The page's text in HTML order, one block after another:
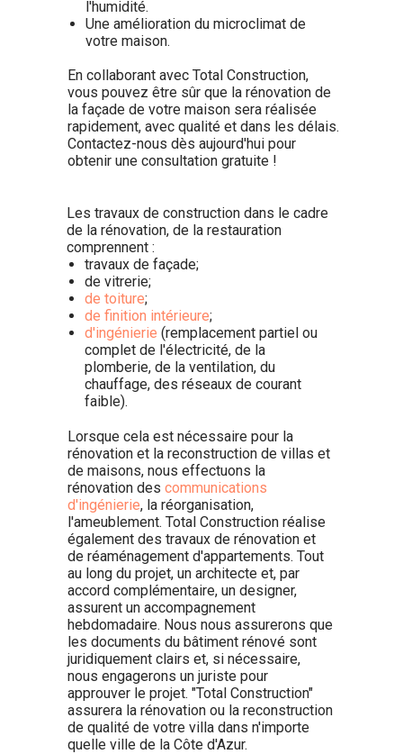
l'humidité.
Une amélioration du microclimat de
votre maison.
En collaborant avec Total Construction,
vous pouvez être sûr que la rénovation de
la façade de votre maison sera réalisée
rapidement, avec qualité et dans les délais.
Contactez-nous dès aujourd'hui pour
obtenir une consultation gratuite !
Les travaux de construction dans le cadre
de la rénovation, de la restauration
comprennent :
travaux de façade;
de vitrerie;
de toiture;
de finition intérieure;
d'ingénierie (remplacement partiel ou
complet de l'électricité, de la
plomberie, de la ventilation, du
chauffage, des réseaux de courant
faible).
Lorsque cela est nécessaire pour la
rénovation et la reconstruction de villas et
de maisons, nous effectuons la
rénovation des communications
d'ingénierie, la réorganisation,
l'ameublement. Total Construction réalise
également des travaux de rénovation et
de réaménagement d'appartements. Tout
au long du projet, un architecte et, par
accord complémentaire, un designer,
assurent un accompagnement
hebdomadaire. Nous nous assurerons que
les documents du bâtiment rénové sont
juridiquement clairs et, si nécessaire,
nous engagerons un juriste pour
approuver le projet. "Total Construction"
assurera la rénovation ou la reconstruction
de qualité de votre villa dans n'importe
quelle ville de la Côte d'Azur.